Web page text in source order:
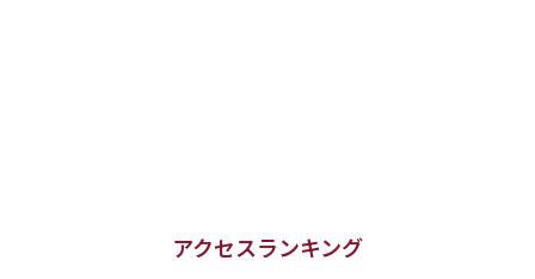
アクセスランキング